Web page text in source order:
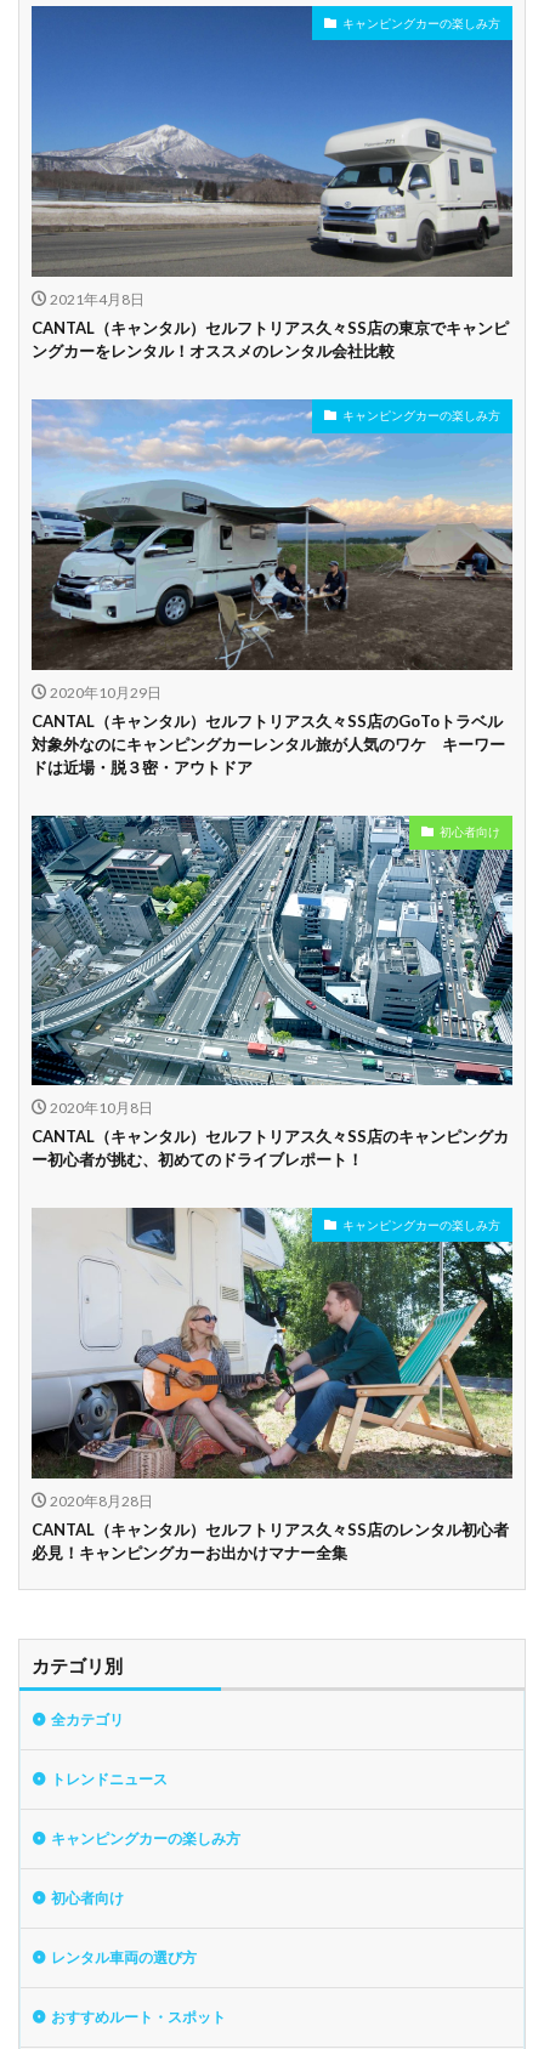
駅配車あり 多言語対応 年末年始営業
配車サービスあり
マイカー預かりあ
り
カード支払い可
ビジネス利用 カップル向き ファミリー向き
貸し出しオプショ
ン充実
新車多数あり
試乗プラン有り
キャンペーン開催
中
長期割引
学割 早割
キャンピングカーの楽しみ方
2021年4月8日
CANTAL（キャンタル）セルフトリアス久々SS店の東京でキャンピ
ングカーをレンタル！オススメのレンタル会社比較
キャンピングカーの楽しみ方
2020年10月29日
CANTAL（キャンタル）セルフトリアス久々SS店のGoToトラベル
対象外なのにキャンピングカーレンタル旅が人気のワケ キーワー
ドは近場・脱３密・アウトドア
初心者向け
2020年10月8日
CANTAL（キャンタル）セルフトリアス久々SS店のキャンピングカ
ー初心者が挑む、初めてのドライブレポート！
キャンピングカーの楽しみ方
2020年8月28日
CANTAL（キャンタル）セルフトリアス久々SS店のレンタル初心者
必見！キャンピングカーお出かけマナー全集
カテゴリ別
全カテゴリ
トレンドニュース
キャンピングカーの楽しみ方
初心者向け
レンタル車両の選び方
おすすめルート・スポット